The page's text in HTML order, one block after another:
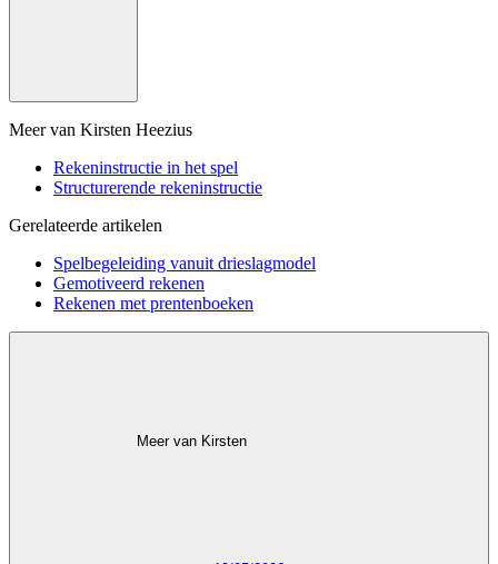
Meer van Kirsten Heezius
Rekeninstructie in het spel
Structurerende rekeninstructie
Gerelateerde artikelen
Spelbegeleiding vanuit drieslagmodel
Gemotiveerd rekenen
Rekenen met prentenboeken
Meer van Kirsten